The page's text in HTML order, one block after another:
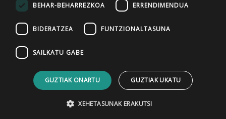
HARREMANETARAKO
BEHAR-BEHARREZKOA ERRENDIMENDUA
BIDERATZEA FUNTZIONALTASUNA
SAILKATU GABE
GUZTIAK ONARTU GUZTIAK UKATU
XEHETASUNAK ERAKUTSI